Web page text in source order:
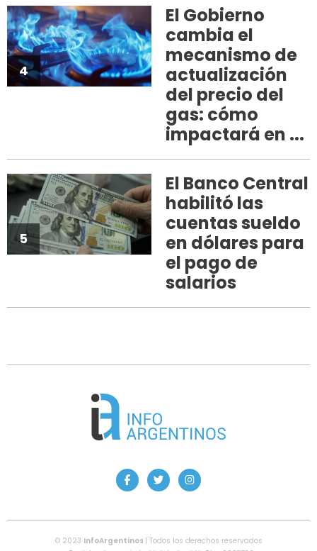
4
El Gobierno
cambia el
mecanismo de
actualización
del precio del
gas: cómo
impactará en ...
5
El Banco Central
habilitó las
cuentas sueldo
en dólares para
el pago de
salarios
© 2023 InfoArgentinos | Todos los derechos reservados